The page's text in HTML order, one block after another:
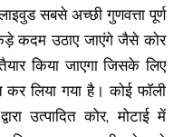
सबसे अच्छी गुणवत्ता पूर्ण
कदम उठाए जाएंगे जैसे कोर
किया जाएगा जिसके लिए
लिया गया है। कोई फाॅली
उत्पादित कोर, मोटाई में